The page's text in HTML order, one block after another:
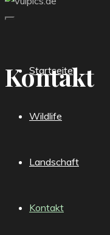
Startseite
Wildlife
Landschaft
Kontakt
Kontakt